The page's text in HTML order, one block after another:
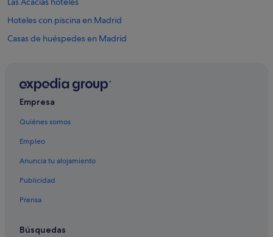
Hoteles con piscina en Madrid
Casas de huéspedes en Madrid
Hoteles de 3 estrellas en Atocha
Apartamentos en Estación de Atocha
Moteles en Madrid
Hoteles cerca de Teatro Lope de Vega
Condominios en Estación de metro Palos de la Frontera
Empresa
Quiénes somos
Empleo
Anuncia tu alojamiento
Publicidad
Prensa
Búsquedas